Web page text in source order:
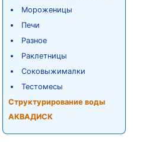
Мороженицы
Печи
Разное
Раклетницы
Соковыжималки
Тестомесы
Структурирование воды
АКВАДИСК